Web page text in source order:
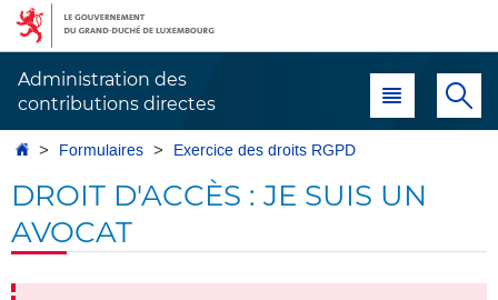
Aller
navigation
Aller
au
Administration des
contributions directes
Menu principal
AccueilFormulaires Exercice des droits RGPD
DROIT D'ACCÈS : JE SUIS UN
AVOCAT